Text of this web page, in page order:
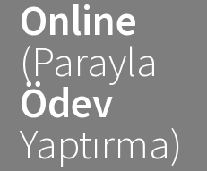
Online
(Parayla
Ödev
Yaptırma)